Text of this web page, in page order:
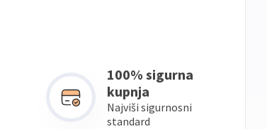
100% sigurna
kupnja
Najviši sigurnosni
standard